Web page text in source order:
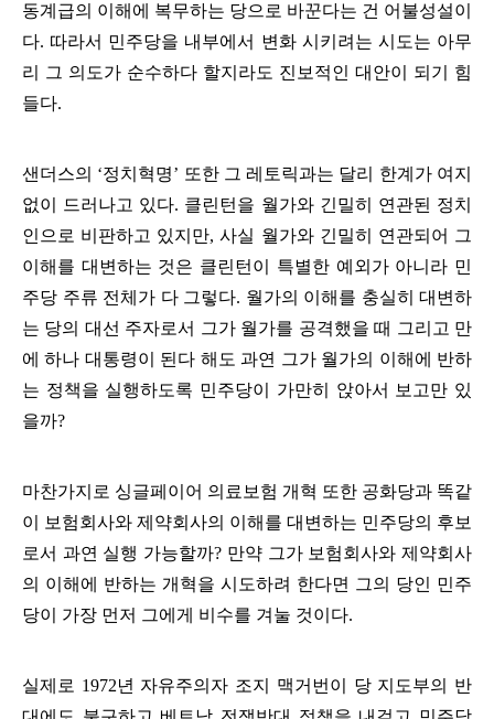
동계급의 이해에 복무하는 당으로 바꾼다는 건 어불성설이
다. 따라서 민주당을 내부에서 변화 시키려는 시도는 아무
리 그 의도가 순수하다 할지라도 진보적인 대안이 되기 힘
들다.
샌더스의 ‘정치혁명’ 또한 그 레토릭과는 달리 한계가 여지
없이 드러나고 있다. 클린턴을 월가와 긴밀히 연관된 정치
인으로 비판하고 있지만,사실 월가와 긴밀히 연관되어 그
이해를 대변하는 것은 클린턴이 특별한 예외가 아니라 민
주당 주류 전체가 다 그렇다. 월가의 이해를 충실히 대변하
는 당의 대선 주자로서 그가 월가를 공격했을 때 그리고 만
에 하나 대통령이 된다 해도 과연 그가 월가의 이해에 반하
는 정책을 실행하도록 민주당이 가만히 앉아서 보고만 있
을까?
마찬가지로 싱글페이어 의료보험 개혁 또한 공화당과 똑같
이 보험회사와 제약회사의 이해를 대변하는 민주당의 후보
로서 과연 실행 가능할까? 만약 그가 보험회사와 제약회사
의 이해에 반하는 개혁을 시도하려 한다면 그의 당인 민주
당이 가장 먼저 그에게 비수를 겨눌 것이다.
실제로 1972년 자유주의자 조지 맥거번이 당 지도부의 반